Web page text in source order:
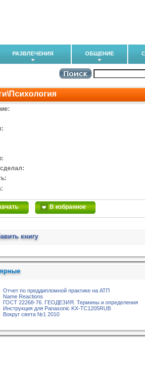
РАЗВЛЕЧЕНИЯ ОБЩЕНИЕ
\Психология
В избранное
книгу
Отчет по преддипломной практике на АТП
Name Reactions
ГОСТ 22268-76. ГЕОДЕЗИЯ. Термины и определения
Инструкция для Panasonic KX-TC1205RUB
Вокруг света №1 2010